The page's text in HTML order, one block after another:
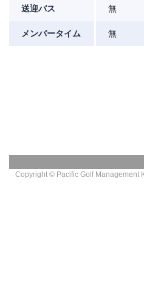
送迎バス 無
メンバータイム 無
Copyright © Pacific Golf Management